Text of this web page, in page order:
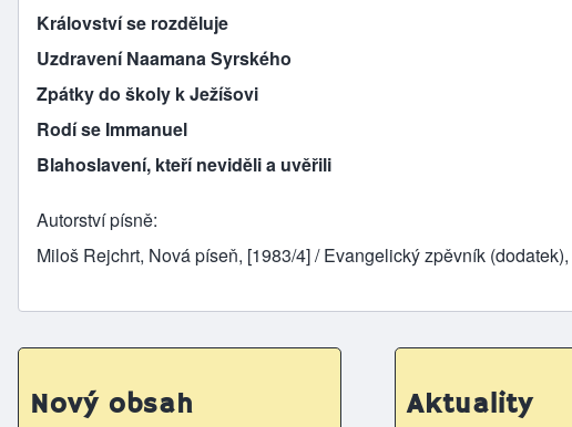
Království se rozděluje
Uzdravení Naamana Syrského
Zpátky do školy k Ježíšovi
Rodí se Immanuel
Blahoslavení, kteří neviděli a uvěřili
Autorství písně
Miloš Rejchrt, Nová píseň, [1983/4] / Evangelický zpěvník
Nový obsah Aktuality